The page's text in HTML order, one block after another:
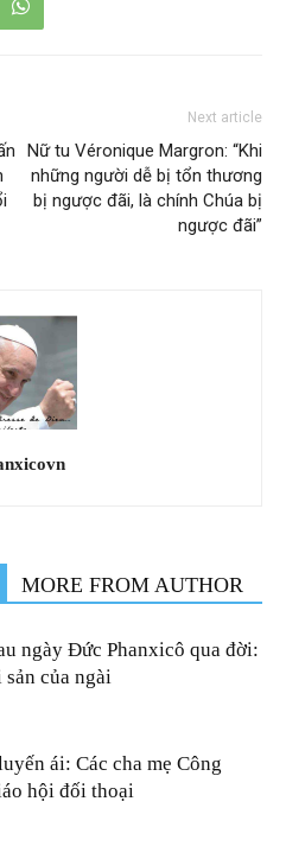
Next article
Nữ tu Véronique Margron: “Khi
những người dễ bị tổn thương
bị ngược đãi, là chính Chúa bị
ngược đãi”
MORE FROM AUTHOR
ngày Đức Phanxicô qua đời:
của ngài
ái: Các cha mẹ Công
hội đối thoại